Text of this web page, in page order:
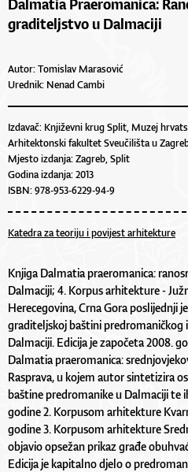
graditeljstvo u Dalmaciji
Autor: Tomislav Marasović
Urednik: Nenad Cambi
Izdavač: Književni krug Split, Muzej
Arhitektonski fakultet Sveučilišta u
Mjesto izdanja: Zagreb, Split
Godina izdanja: 2013
ISBN: 978-953-6229-94-9
Katedra za teoriju i povijest arhitekture
Knjiga Dalmatia praeromanica:
Dalmaciji; 4. Korpus arhitekture -
Herecegovina, Crna Gora poslijednji
graditeljskoj baštini predromaničkog
Dalmaciji. Edicija je započeta 2008.
Dalmatia praeromanica:
Rasprava, u kojem autor sintetizira
baštine predromanike u Dalmaciji te
godine 2. Korpusom arhitekture
godine 3. Korpusom arhitekture
objavio opsežan prikaz građe
Edicija je kapitalno djelo o